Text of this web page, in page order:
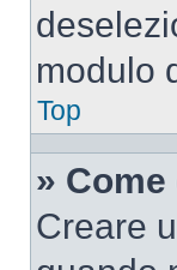
modulo
Top
»
Creare